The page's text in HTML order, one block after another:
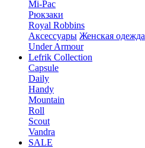
Mi-Pac
Рюкзаки
Royal Robbins
Аксессуары Женская одежда
Under Armour
Lefrik Collection
Capsule
Daily
Handy
Mountain
Roll
Scout
Vandra
SALE